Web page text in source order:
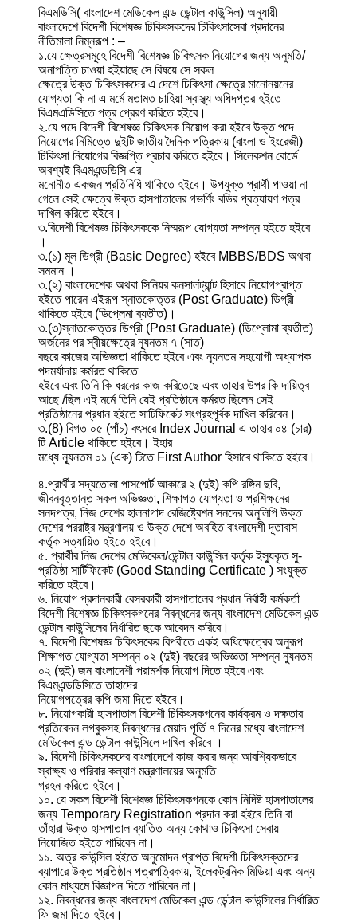
বিএমডিসি( বাংলাদেশ মেডিকেল এন্ড ডেন্টাল কাউন্সিল) অনুযায়ী
বাংলাদেশে বিদেশী বিশেষজ্ঞ চিকিৎসকদের চিকিৎসাসেবা প্রদানের
নীতিমালা নিম্নরূপ : –
১.যে ক্ষেত্রসমূহে বিদেশী বিশেষজ্ঞ চিকিৎসক নিয়ােগের জন্য অনুমতি/
অনাপত্তি চাওয়া হইয়াছে সে বিষয়ে সে সকল
ক্ষেত্রে উক্ত চিকিৎসকদের এ দেশে চিকিৎসা ক্ষেত্রে মানােনয়নের
যােগ্যতা কি না এ মর্মে মতামত চাহিয়া স্বাস্থ্য অধিদপ্তর হইতে
বিএমএডিসিতে পত্র প্রেরণ করিতে হইবে।
২.যে পদে বিদেশী বিশেষজ্ঞ চিকিৎসক নিয়ােগ করা হইবে উক্ত পদে
নিয়ােগের নিমিত্তে দুইটি জাতীয় দৈনিক পত্রিকায় (বাংলা ও ইংরেজী)
চিকিৎসা নিয়ােগের বিজ্ঞপ্তি প্রচার করিতে হইবে। সিলেকশন বাের্ডে
অবশ্যই বিএমএন্ডডিসি এর
মনােনীত একজন প্রতিনিধি থাকিতে হইবে। উপযুক্ত প্রার্থী পাওয়া না
গেলে সেই ক্ষেত্রে উক্ত হাসপাতালের গভর্ণিং বডির প্রত্যায়ণ পত্র
দাখিল করিতে হইবে।
৩.বিদেশী বিশেষজ্ঞ চিকিৎসককে নিম্মরূপ যােগ্যতা সম্পন্ন হইতে হইবে
।
৩.(১) মূল ডিগ্রী (Basic Degree) হইবে MBBS/BDS অথবা
সমমান ।
৩.(২) বাংলাদেশেক অথবা সিনিয়র কনসালট্যান্ট হিসাবে নিয়ােগপ্রাপ্ত
হইতে পারেন এইরূপ স্নাতকোত্তর (Post Graduate) ডিগ্রী
থাকিতে হইবে (ডিপ্লেমা ব্যতীত)।
৩.(৩)স্নাতকোত্তর ডিগ্রী (Post Graduate) (ডিপ্লোমা ব্যতীত)
অর্জনের পর স্বীয়ক্ষেত্রে ন্যূনতম ৭ (সাত)
বছরে কাজের অভিজ্ঞতা থাকিতে হইবে এবং ন্যূনতম সহযোগী অধ্যাপক
পদমর্যাদায় কর্মরত থাকিতে
হইবে এবং তিনি কি ধরনের কাজ করিতেছে এবং তাহার উপর কি দায়িত্ব
আছে /ছিল এই মর্মে তিনি যেই প্রতিষ্ঠানে কর্মরত ছিলেন সেই
প্রতিষ্ঠানের প্রধান হইতে সাটিফিকেট সংগ্রহপূর্বক দাখিল করিবেন।
৩.(8) বিগত ০৫ (পাঁচ) বৎসরে Index Journal এ তাহার ০৪ (চার)
টি Article থাকিতে হইবে। ইহার
মধ্যে ন্যূনতম ০১ (এক) টিতে First Author হিসাবে থাকিতে হইবে।
৪.প্রার্থীর সদ্যতােলা পাসপাের্ট আকারে ২ (দুই) কপি রঙ্গিন ছবি,
জীবনবৃত্তান্ত সকল অভিজ্ঞতা, শিক্ষাগত যােগ্যতা ও প্রশিক্ষনের
সনদপত্র, নিজ দেশের হালনাগাদ রেজিষ্ট্রেশন সনদের অনুলিপি উক্ত
দেশের পররাষ্ট্র মন্ত্রণালয় ও উক্ত দেশে অবহিত বাংলাদেশী দূতাবাস
কর্তৃক সত্যায়িত হইতে হইবে।
৫. প্রার্থীর নিজ দেশের মেডিকেল/ডেন্টাল কাউন্সিল কর্তৃক ইস্যুকৃত সু-
প্রতিষ্ঠা সার্টিফিকেট (Good Standing Certificate ) সংযুক্ত
করিতে হইবে।
৬. নিয়ােগ প্রদানকারী বেসরকারী হাসপাতালের প্রধান নির্বাহী কর্মকর্তা
বিদেশী বিশেষজ্ঞ চিকিৎসকগনের নিবন্ধনের জন্য বাংলাদেশ মেডিকেল এন্ড
ডেন্টাল কাউন্সিলের নির্ধারিত ছকে আবেদন করিবে।
৭. বিদেশী বিশেষজ্ঞ চিকিৎসকের বিপরীতে একই অধিক্ষেত্রের অনুরূপ
শিক্ষাগত যােগ্যতা সম্পন্ন ০২ (দুই) বছরের অভিজ্ঞতা সম্পন্ন ন্যুনতম
০২ (দুই) জন বাংলাদেশী পরামর্শক নিয়োগ দিতে হইবে এবং
বিএমএন্ডডিসিতে তাহাদের
নিয়ােগপত্রের কপি জমা দিতে হইবে।
৮. নিয়োগকারী হাসপাতাল বিদেশী চিকিৎসকগনের কার্যক্রম ও দক্ষতার
প্রতিবেদন লগবুকসহ নিবন্ধনের মেয়াদ পূর্তি ৭ দিনের মধ্যে বাংলাদেশ
মেডিকেল এন্ড ডেন্টাল কাউন্সিলে দাখিল করিবে ।
৯. বিদেশী চিকিৎসকদের বাংলাদেশে কাজ করার জন্য আবশ্যিকভাবে
স্বাক্ষ্য ও পরিবার কল্যাণ মন্ত্রণালয়ের অনুমতি
গ্রহন করিতে হইবে।
১০. যে সকল বিদেশী বিশেষজ্ঞ চিকিৎসকগনকে কোন নিদিষ্ট হাসপাতালের
জন্য Temporary Registration প্রদান করা হইবে তিনি বা
তাঁহারা উক্ত হাসপাতাল ব্যাতিত অন্য কোথাও চিকিৎসা সেবায়
নিয়োজিত হইতে পারিবেন না।
১১. অত্র কাউন্সিল হইতে অনুমোদন প্রাপ্ত বিদেশী চিকিৎসক্তদের
ব্যাপারে উক্ত প্রতিষ্ঠান পত্রপত্রিকায়, ইলেকট্রনিক মিডিয়া এবং অন্য
কোন মাধ্যমে বিজ্ঞাপন দিতে পারিবেন না।
১২. নিবন্ধনের জন্য বাংলাদেশ মেডিকেল এন্ড ডেন্টাল কাউন্সিলের নির্ধারিত
ফি জমা দিতে হইবে।